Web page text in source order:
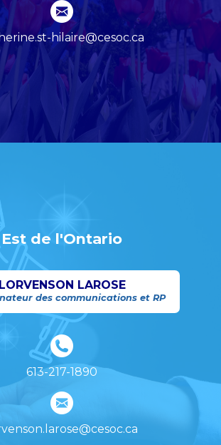
hilaire@cesoc.ca
Est de l'Ontario
LORVENSON LAROSE
des communications et RP
613-217-1890